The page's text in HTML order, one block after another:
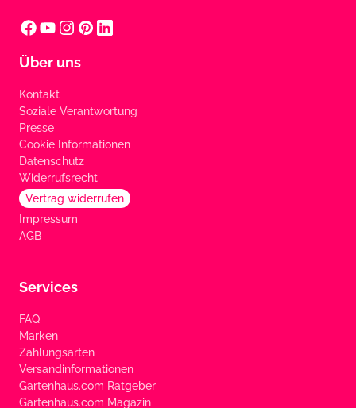
Über uns
Kontakt
Soziale Verantwortung
Presse
Cookie Informationen
Datenschutz
Widerrufsrecht
Vertrag widerrufen
Impressum
AGB
Services
FAQ
Marken
Zahlungsarten
Versandinformationen
Gartenhaus.com Ratgeber
Gartenhaus.com Magazin